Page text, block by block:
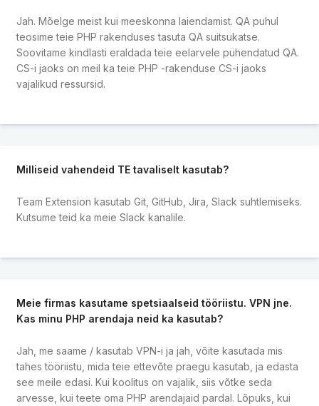
Jah. Mõelge meist kui meeskonna laiendamist. QA puhul
teosime teie PHP rakenduses tasuta QA suitsukatse.
Soovitame kindlasti eraldada teie eelarvele pühendatud QA.
CS-i jaoks on meil ka teie PHP -rakenduse CS-i jaoks
vajalikud ressursid.
Milliseid vahendeid TE tavaliselt kasutab?
Team Extension kasutab Git, GitHub, Jira, Slack suhtlemiseks.
Kutsume teid ka meie Slack kanalile.
Meie firmas kasutame spetsiaalseid tööriistu. VPN jne.
Kas minu PHP arendaja neid ka kasutab?
Jah, me saame / kasutab VPN-i ja jah, võite kasutada mis
tahes tööriistu, mida teie ettevõte praegu kasutab, ja edasta
see meile edasi. Kui koolitus on vajalik, siis võtke seda
arvesse, kui teete oma PHP arendajaid pardal. Lõpuks, kui